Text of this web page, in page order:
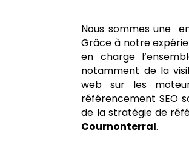
Nous sommes une
Grâce à notre
en charge
notamment de la
web sur les
référencement SEO
de la stratégie de
Cournonterral.